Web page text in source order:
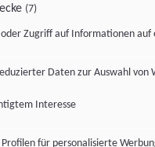
(7)
oder Zugriff auf Informationen auf
Daten zur Auswahl von
Interesse
für personalisierte